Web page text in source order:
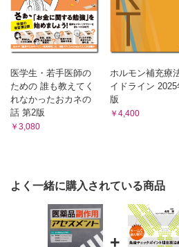
シーン2 ロキソプロフェン（NSAIDs）
シーン3 カルバマゼピン（抗痙攣薬）
シーン4 アロプリノール（高尿酸血症
シーン5 パニツムマブ(抗がん薬)によ
・薬剤性血球障害の臨床型
・薬剤性血球障害の起因薬
・起因薬の検出
・薬剤性血球障害の発症機序
・薬剤性血球障害の処置／治療
シーン4 ジクロフェナク（NSAIDs）に
れた！
シーン6 アナストロゾール（アロマタ
ントが疑われた！─Dダイマーの上昇─
・肝障害時の薬物動態からみた医
・肝障害時における薬物の投与設計
E.基礎疾患─腎疾患
・腎臓の機能
・腎は薬物排泄臓器の主役
・薬剤性腎障害（DKI）
F.基礎疾患─感染症
・細菌感染によるアジュバント効果
・副作用聴取のための面談例
B.臨床解析の有用性
・有害症状の重篤（重症）度解析
・被疑薬と有害症状の関連性解析
医学生・若手医師の
ための 誰も教えてく
れなかったおカネの
話 第2版
￥3,080
ホルモン補充療
イドライン 2025
版
￥4,400
よく一緒に購入されている商品
+